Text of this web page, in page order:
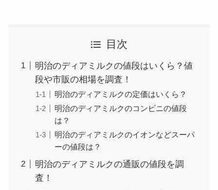
い？50代や40代の男性女性にもお
流せるトイレブラシは販売終了？
なぜ？リニューアル？代わりの似
ミルネージュブルボンは復活す
る？どこで売ってる？ファミマや
目次
明治のディアミルクの値段はいくら？値
段や市販の相場を調査！
明治のディアミルクの定価はいくら？
明治のディアミルクのコンビニの値段
は？
明治のディアミルクのイオンなどスーパ
ーの値段は？
明治のディアミルクの通販の値段を調
査！